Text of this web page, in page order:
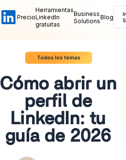
Precio
Herramientas
LinkedIn
gratuitas
Business
SolutionsBlog
Todos los temas
Cómo abrir un
perfil de
LinkedIn: tu
guía de 2026